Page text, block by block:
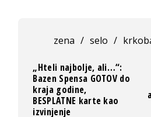
zena / selo /
„Hteli najbolje, ali…“:
Bazen Spensa GOTOV do
kraja godine,
BESPLATNE karte kao
izvinjenje